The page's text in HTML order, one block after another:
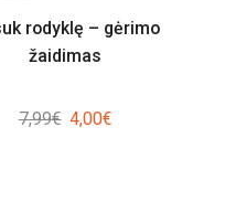
rodyklę – gėrimo
žaidimas
7,99€ Original
4,00€Current